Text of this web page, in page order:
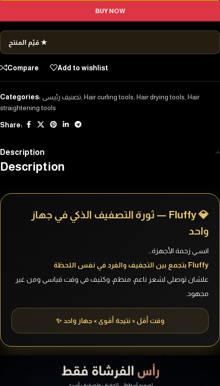
BUY NOW
قيّم المنتج ★
Compare Add to wishlist
Categories: تصنيف رئيسى, Hair curling tools, Hair drying tools, Hair
straightening tools
Share:
Description
Description
💎 Fluffy — ثورة التصفيف الذكي في جهاز
واحد
انسـي زحمة الأجهزة…
Fluffy بتجمع بين التجفيف والفرد في نفس اللحظة
علشان توصلي لشعر ناعم، منظم، وكثيف في وقت قياسي ومن غير
مجهود.
وقت أقل × نتيجة أقوى × جهاز واحد ✨